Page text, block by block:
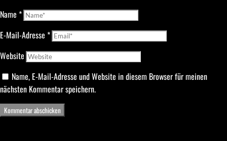
Name *
E-Mail-Adresse *
Website
Name, E-Mail-Adresse und Website in diesem Browser für meinen
nächsten Kommentar speichern.